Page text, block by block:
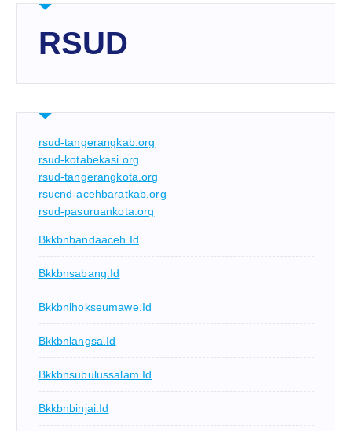
RSUD
rsud-tangerangkab.org
rsud-kotabekasi.org
rsud-tangerangkota.org
rsucnd-acehbaratkab.org
rsud-pasuruankota.org
Bkkbnbandaaceh.id
Bkkbnsabang.id
Bkkbnlhokseumawe.id
Bkkbnlangsa.id
Bkkbnsubulussalam.id
Bkkbnbinjai.id